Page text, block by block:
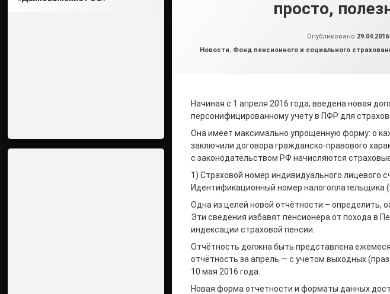
просто,
Опубликовано 29.04.2016
Рубрики:
Новости, Фонд пенсионного и социального
Начиная с 1 апреля 2016 года, введена новая
персонифицированному учету в ПФР для
Она имеет максимально упрощенную форму: о
заключили договора гражданско-правового
с законодательством РФ начисляются
1) Страховой номер индивидуального лицевого
Идентификационный номер налогоплательщика
Одна из целей новой отчётности – определить,
Эти сведения избавят пенсионера от похода в
индексации страховой пенсии.
Отчётность должна быть представлена
отчётность за апрель — с учетом выходных
10 мая 2016 года.
Новая форма отчетности и форматы данных